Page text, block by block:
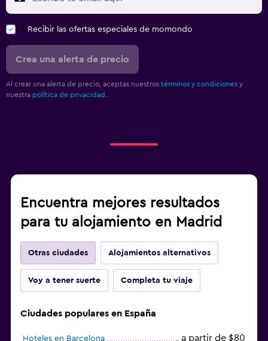
Recibir las ofertas especiales de momondo
Crea una alerta de precio
Al crear una alerta de precio, aceptas nuestros términos y condiciones y
nuestra política de privacidad.
Encuentra mejores resultados
para tu alojamiento en Madrid
Otras ciudades Alojamientos alternativos
Voy a tener suerte Completa tu viaje
Ciudades populares en España
Hoteles en Barcelona a partir de $80